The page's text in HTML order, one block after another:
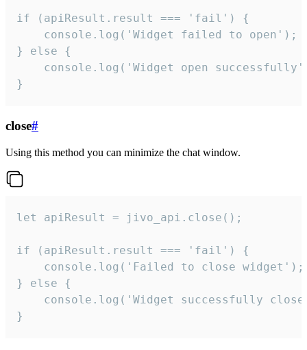
if (apiResult.result === 'fail') {
    console.log('Widget failed to open');
} else {
console.log('Widget open
}
close#
Using this method you can minimize the chat window.
let apiResult = jivo_api.close();
if (apiResult.result === 'fail') {
    console.log('Failed to close widget');
} else {
console.log('Widget successfully
}